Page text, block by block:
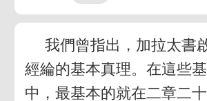
我們曾指出，加拉太書
經綸的基本真理。在這些
中，最基本的就在二章二